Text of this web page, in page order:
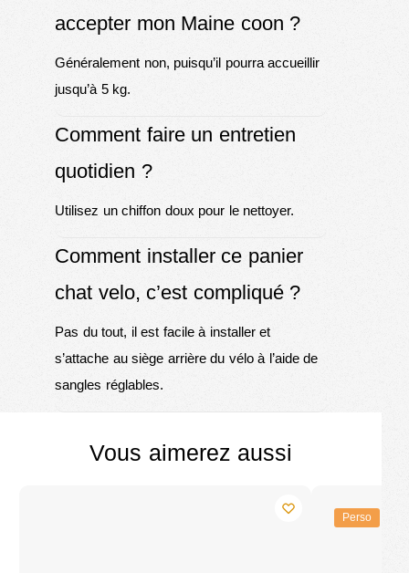
accepter mon Maine coon ?
Généralement non, puisqu’il pourra accueillir
jusqu’à 5 kg.
Comment faire un entretien
quotidien ?
Utilisez un chiffon doux pour le nettoyer.
Comment installer ce panier
chat velo, c’est compliqué ?
Pas du tout, il est facile à installer et
s’attache au siège arrière du vélo à l’aide de
sangles réglables.
Vous aimerez aussi
Perso